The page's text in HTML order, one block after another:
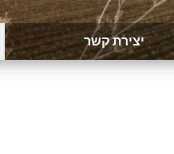
יצירת קשר